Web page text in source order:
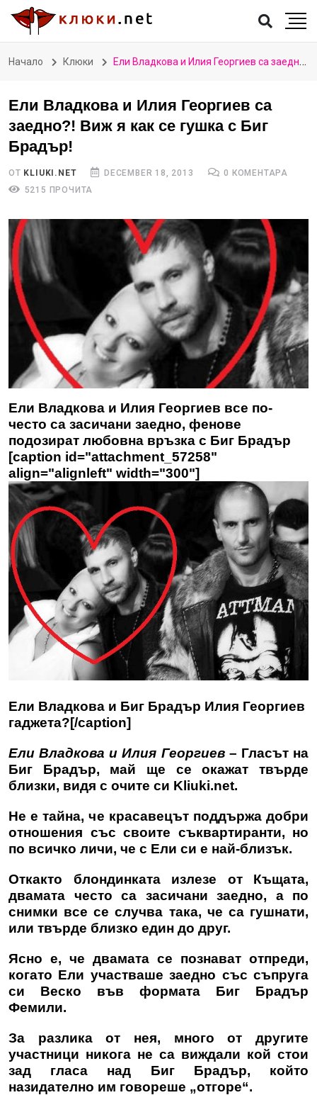
Начало Клюки Ели Владкова и Илия Георгиев са заедно?! Виж я как се гушка с Биг Брадър!
Ели Владкова и Илия Георгиев са
заедно?! Виж я как се гушка с Биг
Брадър!
ОТ KLIUKI.NET DECEMBER 18, 2013
0 КОМЕНТАРА
5215 ПРОЧИТА
Ели Владкова и Илия Георгиев все по-
често са засичани заедно, фенове
подозират любовна връзка с Биг Брадър
[caption id="attachment_57258"
align="alignleft" width="300"]
Ели Владкова и Биг Брадър Илия Георгиев
гаджета?[/caption]
Ели Владкова и Илия Георгиев– Гласът на
Биг Брадър, май ще се окажат твърде
близки, видя с очите си Kliuki.net.
Не е тайна, че красавецът поддържа добри
отношения със своите съквартиранти, но
по всичко личи, че с Ели си е най-близък.
Откакто блондинката излезе от Къщата,
двамата често са засичани заедно, а по
снимки все се случва така, че са гушнати,
или твърде близко един до друг.
Ясно е, че двамата се познават отпреди,
когато Ели участваше заедно със съпруга
си Веско във формата Биг Брадър
Фемили.
За разлика от нея, много от другите
участници никога не са виждали кой стои
зад гласа над Биг Брадър, който
назидателно им говореше „отгоре“.